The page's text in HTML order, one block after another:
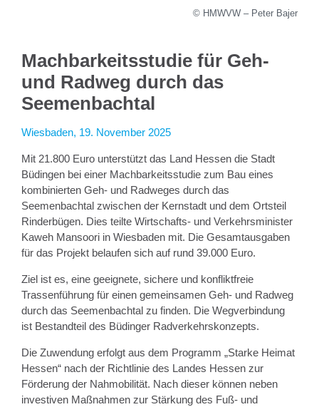
© HMWVW – Peter Bajer
Machbarkeitsstudie für Geh-
und Radweg durch das
Seemenbachtal
Wiesbaden, 19. November 2025
Mit 21.800 Euro unterstützt das Land Hessen die Stadt
Büdingen bei einer Machbarkeitsstudie zum Bau eines
kombinierten Geh- und Radweges durch das
Seemenbachtal zwischen der Kernstadt und dem Ortsteil
Rinderbügen. Dies teilte Wirtschafts- und Verkehrsminister
Kaweh Mansoori in Wiesbaden mit. Die Gesamtausgaben
für das Projekt belaufen sich auf rund 39.000 Euro.
Ziel ist es, eine geeignete, sichere und konfliktfreie
Trassenführung für einen gemeinsamen Geh- und Radweg
durch das Seemenbachtal zu finden. Die Wegverbindung
ist Bestandteil des Büdinger Radverkehrskonzepts.
Die Zuwendung erfolgt aus dem Programm „Starke Heimat
Hessen“ nach der Richtlinie des Landes Hessen zur
Förderung der Nahmobilität. Nach dieser können neben
investiven Maßnahmen zur Stärkung des Fuß- und